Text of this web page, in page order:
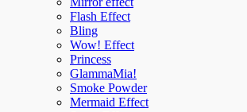
Flash Effect
Bling
Wow! Effect
Princess
GlammaMia!
Smoke Powder
Mermaid Effect